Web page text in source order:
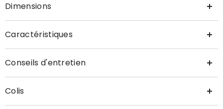
Dimensions
Caractéristiques
Conseils d'entretien
Colis